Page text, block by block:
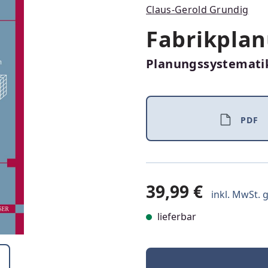
Claus-Gerold Grundig
PDF
39,99 €
inkl. MwSt.
lieferbar